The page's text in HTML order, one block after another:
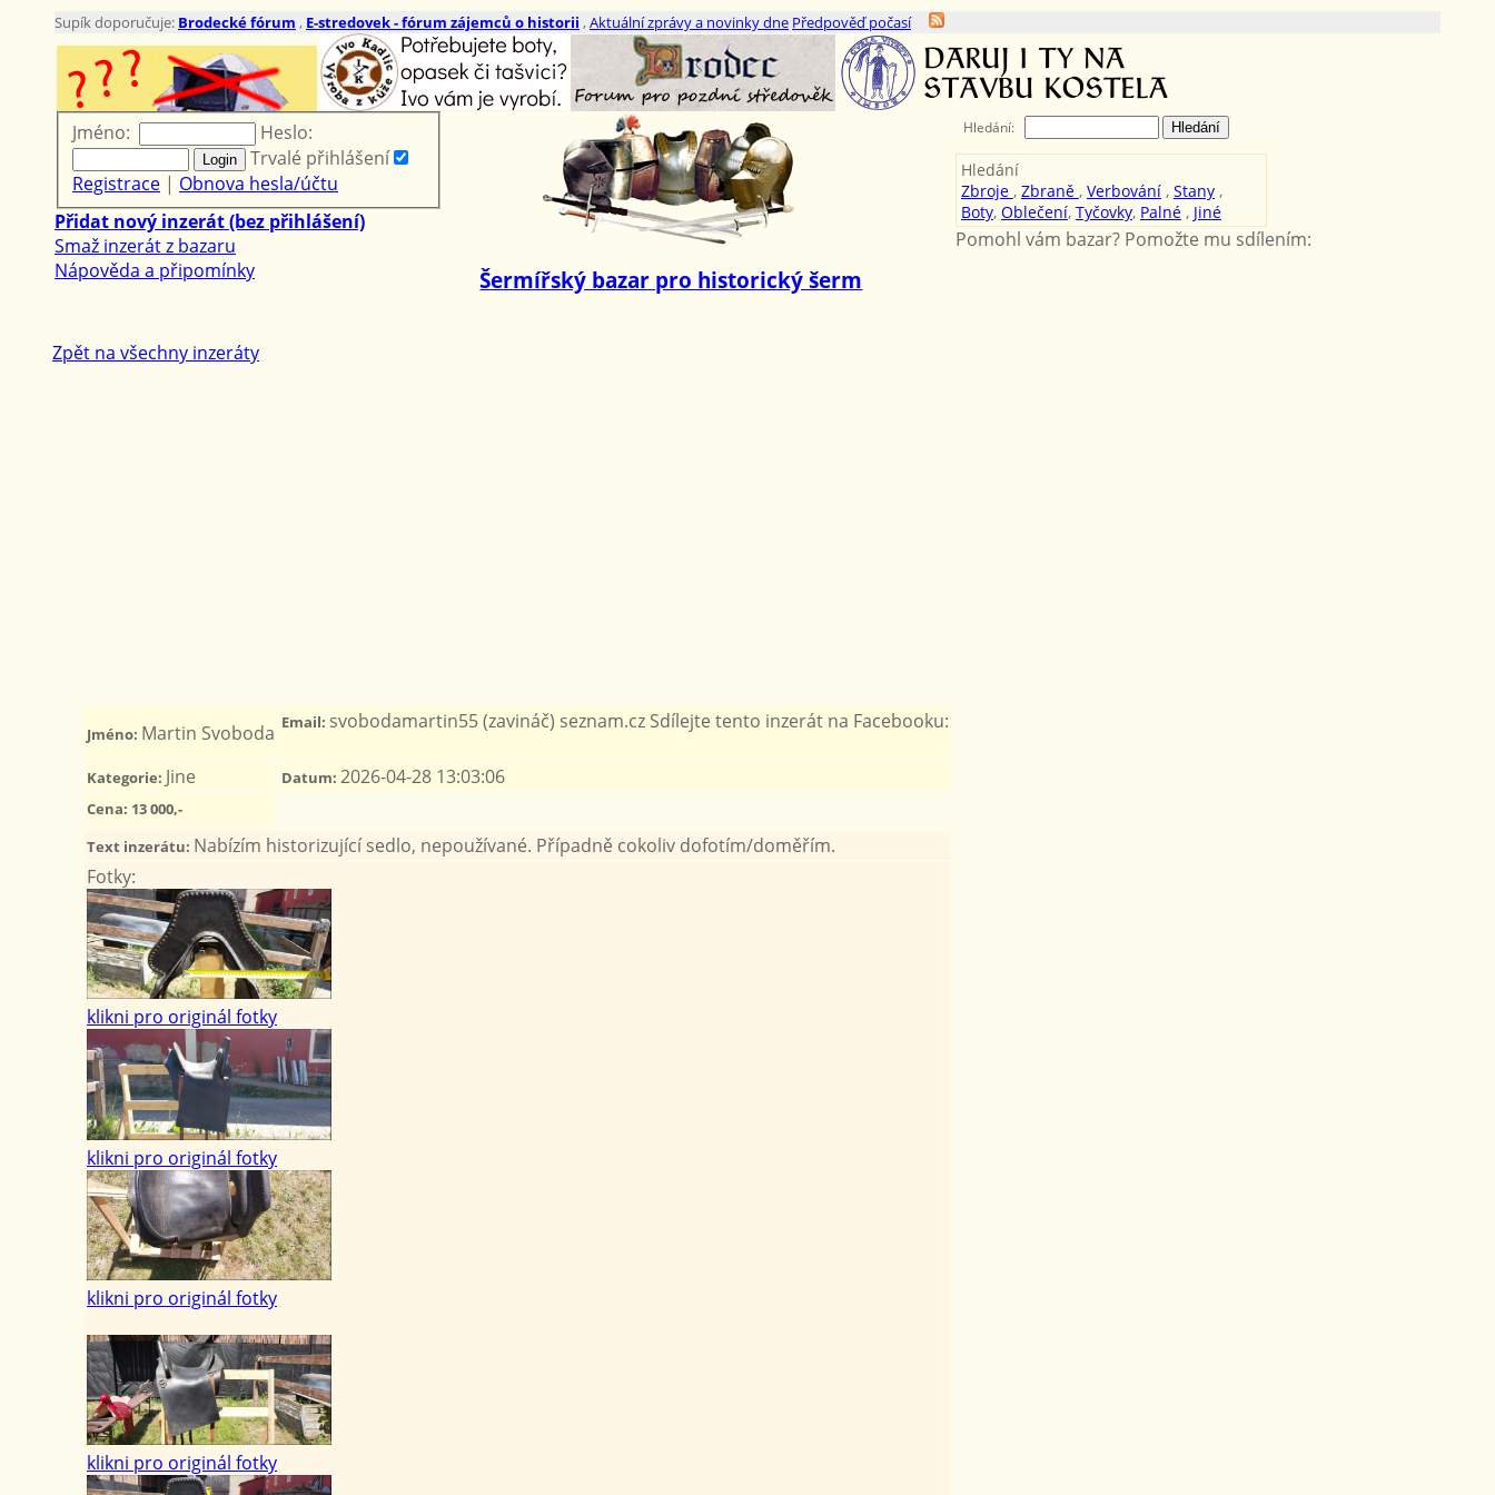
Supík doporučuje: Brodecké fórum , E-stredovek - fórum zájemců o historii ,Aktuální zprávy a novinky dne Předpověď počasí
Šermířský bazar pro historický šerm
Jméno:
Heslo:
Trvalé přihlášení
Registrace | Obnova hesla/účtu
Přidat nový inzerát (bez přihlášení)
Smaž inzerát z bazaru
Nápověda a připomínky
Hledání:
Hledání
Zbroje , Zbraně , Verbování, Stany,
Boty, Oblečení, Tyčovky, Palné, Jiné
Pomohl vám bazar? Pomožte mu sdílením:
Zpět na všechny inzeráty
Jméno: Martin Svoboda Email: svobodamartin55 (zavináč) seznam.cz Sdílejte tento inzerát na Facebooku:
Kategorie: Jine Datum: 2026-04-28 13:03:06
Cena: 13 000,-
Text inzerátu: Nabízím historizující sedlo, nepoužívané. Případně cokoliv dofotím/doměřím.
Fotky:
klikni pro originál fotky
klikni pro originál fotky
klikni pro originál fotky
klikni pro originál fotky